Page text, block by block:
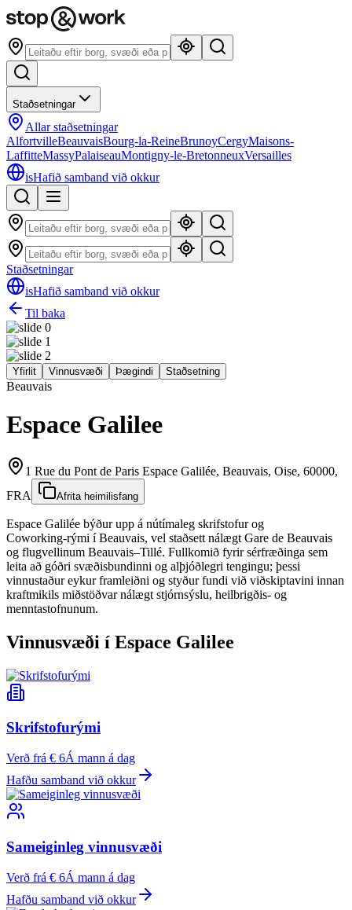
Staðsetningar
Allar staðsetningar
AlfortvilleBeauvaisBourg-la-ReineBrunoyCergyMaisons-
LaffitteMassyPalaiseauMontigny-le-BretonneuxVersailles
isHafið samband við okkur
Staðsetningar
isHafið samband við okkur
Til baka
Yfirlit Vinnusvæði Þægindi Staðsetning
Beauvais
Espace Galilee
1 Rue du Pont de Paris Espace Galilée, Beauvais, Oise, 60000,
FRA
Afrita heimilisfang
Espace Galilée býður upp á nútímaleg skrifstofur og
Coworking‑rými í Beauvais, vel staðsett nálægt Gare de Beauvais
og flugvellinum Beauvais–Tillé. Fullkomið fyrir sérfræðinga sem
leita að góðri svæðisbundinni og alþjóðlegri tengingu; þessi
vinnustaður eykur framleiðni og styður fundi við viðskiptavini innan
kraftmikils miðstöðvar nálægt stjórnsýslu, heilbrigðis‑ og
menntastofnunum.
Vinnusvæði í Espace Galilee
Skrifstofurými
Verð frá € 6Á mann á dag
Hafðu samband við okkur
Sameiginleg vinnusvæði
Verð frá € 6Á mann á dag
Hafðu samband við okkur